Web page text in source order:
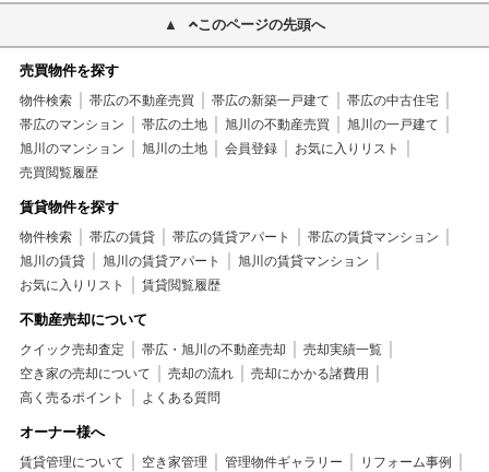
このページの先頭へ
売買物件を探す
物件検索 帯広の不動産売買 帯広の新築一戸建て
帯広の中古住宅
帯広のマンション
帯広の土地 旭川の不動産売買
旭川の一戸建て
旭川のマンション
旭川の土地 会員登録
お気に入りリスト
売買閲覧履歴
賃貸物件を探す
物件検索 帯広の賃貸 帯広の賃貸アパート
帯広の賃貸マンション
旭川の賃貸
旭川の賃貸アパート
旭川の賃貸マンション
お気に入りリスト
賃貸閲覧履歴
不動産売却について
クイック売却査定 帯広・旭川の不動産売却
売却実績一覧
空き家の売却について
売却の流れ
売却にかかる諸費用
高く売るポイント
よくある質問
オーナー様へ
賃貸管理について 空き家管理 管理物件ギャラリー
リフォーム事例